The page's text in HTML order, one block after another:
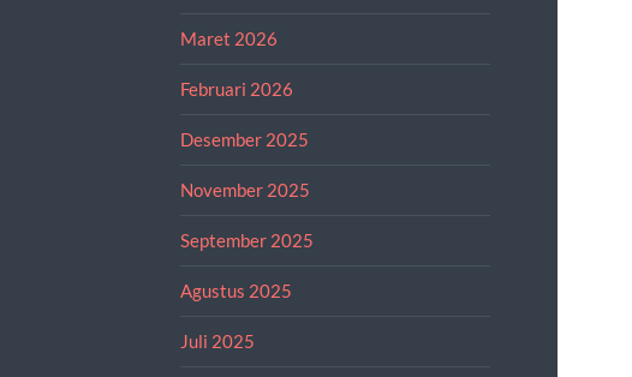
Maret 2026
Februari 2026
Desember 2025
November 2025
September 2025
Agustus 2025
Juli 2025